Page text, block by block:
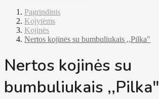
Pagrindinis
Kojytėms
Kojinės
Nertos kojinės su bumbuliukais ,,Pilka"
Nertos kojinės su
bumbuliukais ,,Pilka"